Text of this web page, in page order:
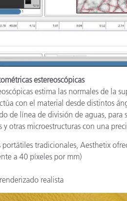
estereoscópicas
estima las normales de la
con el material desde distintos
de línea de división de aguas, para
otras microestructuras con una
tradicionales, Aesthetix
a 40 píxeles por mm)
realista